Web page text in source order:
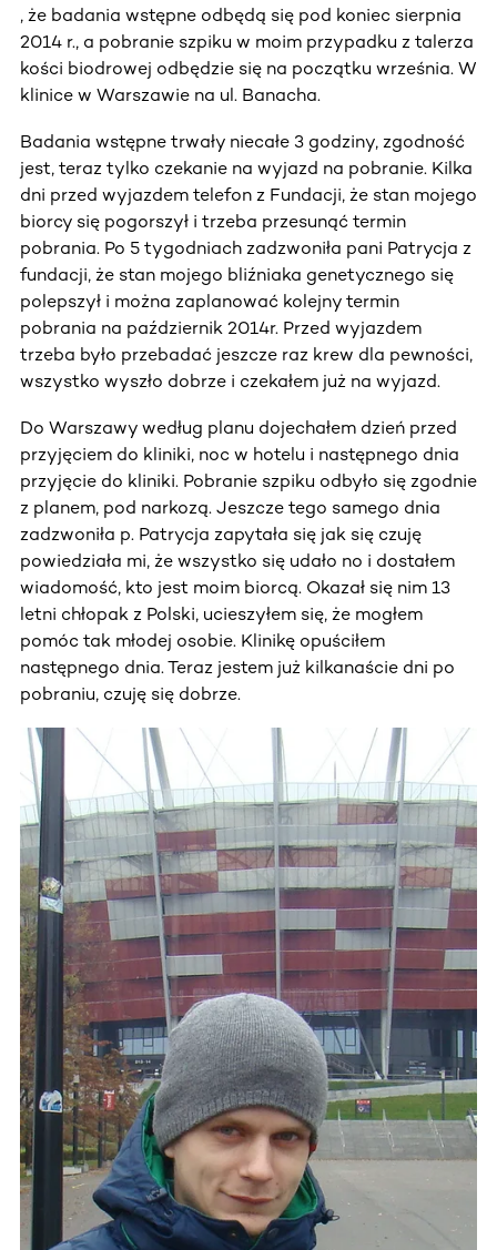
, że badania wstępne odbędą się pod koniec sierpnia
2014 r., a pobranie szpiku w moim przypadku z talerza
kości biodrowej odbędzie się na początku września. W
klinice w Warszawie na ul. Banacha.
Badania wstępne trwały niecałe 3 godziny, zgodność
jest, teraz tylko czekanie na wyjazd na pobranie. Kilka
dni przed wyjazdem telefon z Fundacji, że stan mojego
biorcy się pogorszył i trzeba przesunąć termin
pobrania. Po 5 tygodniach zadzwoniła pani Patrycja z
fundacji, że stan mojego bliźniaka genetycznego się
polepszył i można zaplanować kolejny termin
pobrania na październik 2014r. Przed wyjazdem
trzeba było przebadać jeszcze raz krew dla pewności,
wszystko wyszło dobrze i czekałem już na wyjazd.
Do Warszawy według planu dojechałem dzień przed
przyjęciem do kliniki, noc w hotelu i następnego dnia
przyjęcie do kliniki. Pobranie szpiku odbyło się zgodnie
z planem, pod narkozą. Jeszcze tego samego dnia
zadzwoniła p. Patrycja zapytała się jak się czuję
powiedziała mi, że wszystko się udało no i dostałem
wiadomość, kto jest moim biorcą. Okazał się nim 13
letni chłopak z Polski, ucieszyłem się, że mogłem
pomóc tak młodej osobie. Klinikę opuściłem
następnego dnia. Teraz jestem już kilkanaście dni po
pobraniu, czuję się dobrze.